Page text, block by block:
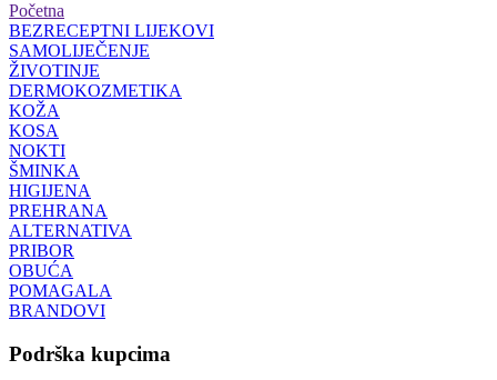
Početna
BEZRECEPTNI LIJEKOVI
SAMOLIJEČENJE
ŽIVOTINJE
DERMOKOZMETIKA
KOŽA
KOSA
NOKTI
ŠMINKA
HIGIJENA
PREHRANA
ALTERNATIVA
PRIBOR
OBUĆA
POMAGALA
BRANDOVI
Podrška kupcima